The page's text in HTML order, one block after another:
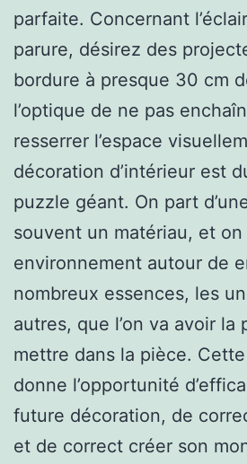
parfaite. Concernant
parure, désirez des
bordure à presque 30 cm
l’optique de ne pas
resserrer l’espace
décoration d’intérieur est
puzzle géant. On part
souvent un matériau, et
environnement autour de
nombreux essences, les
autres, que l’on va avoir la
mettre dans la pièce.
donne l’opportunité
future décoration, de
et de correct créer son